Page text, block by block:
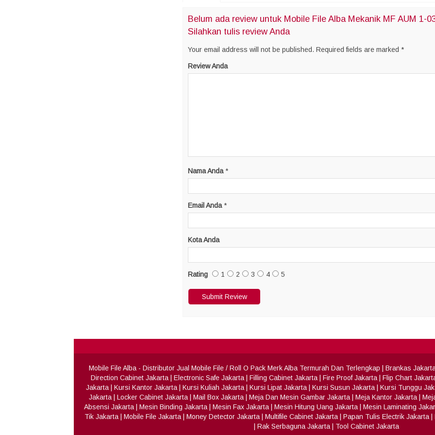
Belum ada review untuk Mobile File Alba Mekanik MF AUM 1-
Silahkan tulis review Anda
Your email address will not be published. Required fields are marked *
Review Anda
Nama Anda *
Email Anda *
Kota Anda
Rating 1 2 3 4 5
Mobile File Alba - Distributor Jual Mobile File / Roll O Pack Merk Alba Termurah Dan Terlengkap
Brankas
Direction Cabinet Jakarta| Electronic Safe Jakarta| Filling Cabinet Jakarta| Fire Proof Jakarta| Flip Chart
Jakarta| Kursi Kantor Jakarta| Kursi Kuliah Jakarta| Kursi Lipat Jakarta| Kursi Susun Jakarta| Kursi Tunggu
Jakarta
Locker Cabinet Jakarta Mail Box Jakarta Meja Dan Mesin Gambar Jakarta Meja Kantor Jakarta
Absensi Jakarta| Mesin Binding Jakarta| Mesin Fax Jakarta| Mesin Hitung Uang Jakarta| Mesin Laminating
Tik Jakarta
Mobile File Jakarta Money Detector Jakarta Multifile Cabinet Jakarta Papan Tulis Electrik Jakarta
Rak Serbaguna Jakarta| Tool Cabinet Jakarta